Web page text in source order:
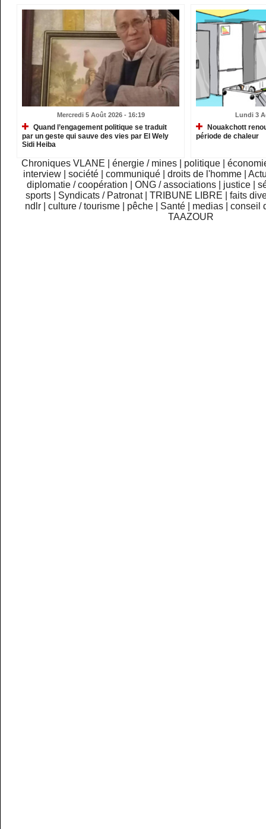
Mercredi 5 Août 2026 - 16:19
Quand l’engagement politique se traduit
par un geste qui sauve des vies par El Wely
Sidi Heiba
Lundi 3
Nouakchott
période de chaleur
Chroniques VLANE énergie / mines politique
interview
|société |communiqué |droits de l'homme |
diplomatie / coopération
ONG / associations justice
sports
Syndicats / Patronat TRIBUNE LIBRE
faits
ndlr
|culture / tourisme pêche Santé medias |conseil
TAAZOUR